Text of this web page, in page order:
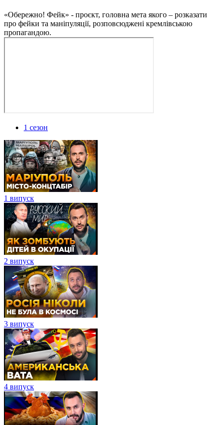
«Обережно! Фейк» - проєкт, головна мета якого – розказати
про фейки та маніпуляції, розповсюджені кремлівською
пропагандою.
1 сезон
1 випуск
2 випуск
3 випуск
4 випуск